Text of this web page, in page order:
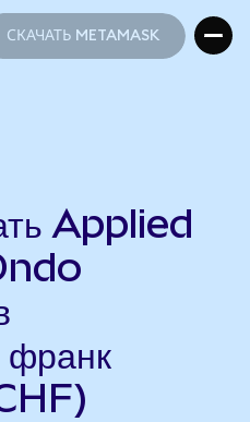
СКАЧАТЬ METAMASK
Applied
франк